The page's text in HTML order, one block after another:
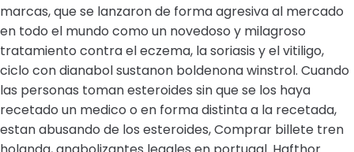
marcas, que se lanzaron de forma agresiva al mercado
en todo el mundo como un novedoso y milagroso
tratamiento contra el eczema, la soriasis y el vitiligo,
ciclo con dianabol sustanon boldenona winstrol. Cuando
las personas toman esteroides sin que se los haya
recetado un medico o en forma distinta a la recetada,
estan abusando de los esteroides, Comprar billete tren